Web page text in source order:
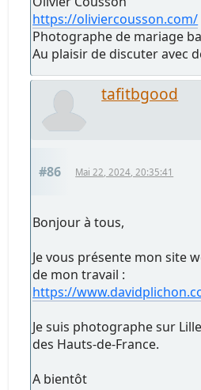
https://oliviercousson.com/
Photographe de mariage
Au plaisir de discuter avec
tafitbgood
#86 Mai 22, 2024, 20:35:41
Bonjour à tous,
Je vous présente mon site
de mon travail :
https://
Je suis photographe sur
des Hauts-de-France.
A bientôt